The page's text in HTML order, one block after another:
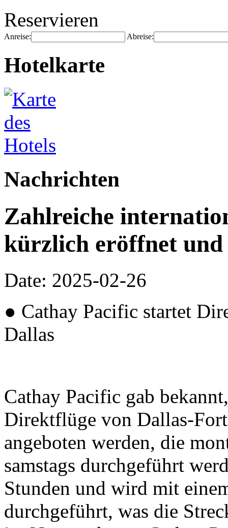
Reservieren
Anreise: Abreise:
Hotelkarte
Nachrichten
Zahlreiche
kürzlich eröffnet und
Date: 2025-02-26
● Cathay Pacific startet
Dallas
Cathay Pacific gab
Direktflüge von Dallas-
angeboten werden, die
samstags durchgeführt
Stunden und wird mit
durchgeführt, was die